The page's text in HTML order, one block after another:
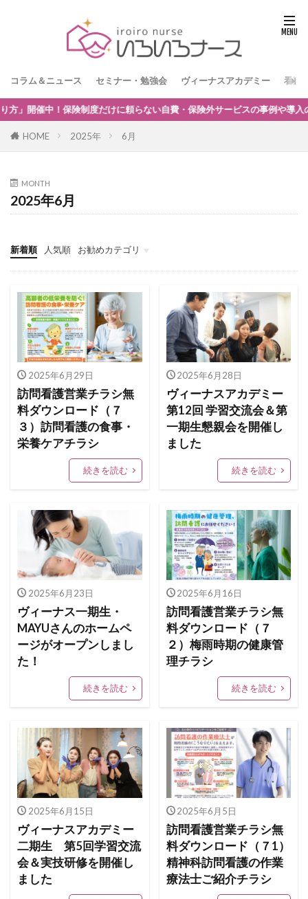
コラム＆ニュース セミナー・勉強会 ヴィーナスアカデミー 看護
制度だけに頼らない自費・保険外サービスの事例や導入の考え方を解
HOME 2025年 6月
MONTH
2025年6月
新着順 人気順 お勧めカテゴリ
看護師独立インタビュー
看護師の独立起業
訪問看護師のマネジメント
訪問看護師の採用
訪問看護とナーシングホーム
2025年6月29日
訪問看護営業チラシ無
料ダウンロード（７
３）訪問看護の食事・
栄養ケアチラシ
続きを読む
2025年6月28日
ヴィーナスアカデミー
第12回 学習交流会＆第
一期生懇親会を開催し
ました
続きを読む
2025年6月23日
ヴィーナス一期生・
MAYUさんのホームペ
ージがオープンしまし
た！
続きを読む
2025年6月16日
訪問看護営業チラシ無
料ダウンロード（７
２）梅雨時期の健康管
理チラシ
続きを読む
2025年6月15日
ヴィーナスアカデミー
二期生 第5回学習交流
会＆実技研修を開催し
ました
2025年6月5日
訪問看護営業チラシ無
料ダウンロード（７1）
精神科訪問看護の作業
療法士ご紹介チラシ